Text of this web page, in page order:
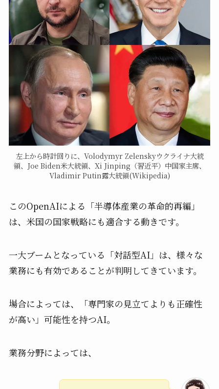
左上から時計回りに、Volodymyr Zelenskyウクライナ大統
領、Joe Biden米大統領、Xi Jinping（習近平）中国家主席、
Vladimir Putin露大統領(Wikipedia)
このOpenAIによる「半導体産業の革命的再編」
は、米国の国家戦略にも適合する動きです。
一大ブームとなっている「対話型AI」は、様々な
業務にも有効であることが判明してきています。
場合によっては、「専門家の見立てよりも正確性
が高い」可能性を持つAI。
業務分野によっては、